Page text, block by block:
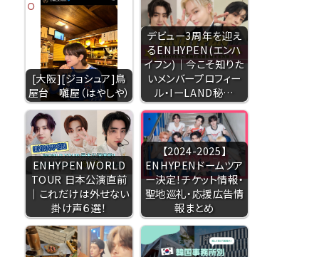
[大阪][ジョシュア]鳥
屋台 囃屋（はやしや）
デビュー3周年を迎え
るENHYPEN(エンハ
イフン)｜今こそ知りた
いメンバープロフィー
ル・IーLAND秘…
ENHYPEN WORLD
TOUR 日本公演直前
｜これだけは外せない
掛け声６選！
【2024-2025】
ENHYPENドームツア
ー決定！チケット情報・
聖地巡礼・応援広告情
報まとめ